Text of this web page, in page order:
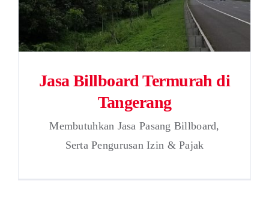
Jasa Billboard Termurah di
Tangerang
Membutuhkan Jasa Pasang Billboard,
Serta Pengurusan Izin & Pajak